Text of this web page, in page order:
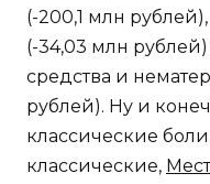
(-200,1 млн
(-34,03 млн
средства и
рублей). Ну и
классические
классические,